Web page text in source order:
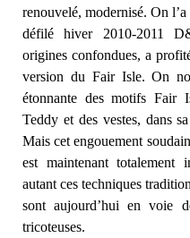
renouvelé, modernisé. On
défilé hiver 2010-2011
origines confondues, a
version du Fair Isle. On
étonnante des motifs Fair
Teddy et des vestes, dans
Mais cet engouement
est maintenant totalement
autant ces techniques
sont aujourd’hui en voie
tricoteuses.